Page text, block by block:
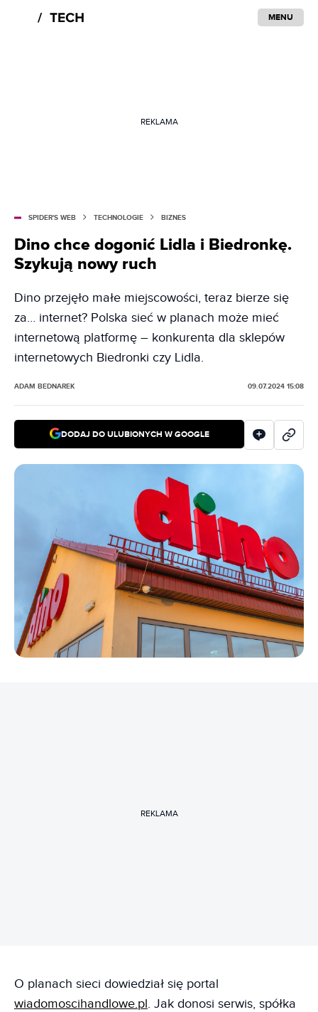
MENU
REKLAMA
SPIDER'S WEB TECHNOLOGIE BIZNES
Dino chce dogonić Lidla i Biedronkę.
Szykują nowy ruch
Dino przejęło małe miejscowości, teraz bierze się
za… internet? Polska sieć w planach może mieć
internetową platformę – konkurenta dla sklepów
internetowych Biedronki czy Lidla.
ADAM BEDNAREK 09.07.2024 15:08
DODAJ DO ULUBIONYCH W GOOGLE
REKLAMA
O planach sieci dowiedział się portal
wiadomoscihandlowe.pl. Jak donosi serwis, spółka